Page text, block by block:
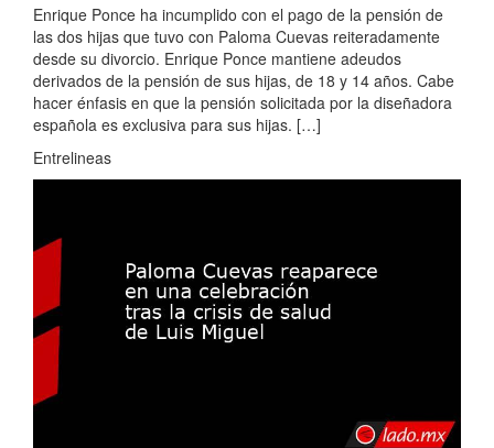
Enrique Ponce ha incumplido con el pago de la pensión de
las dos hijas que tuvo con Paloma Cuevas reiteradamente
desde su divorcio. Enrique Ponce mantiene adeudos
derivados de la pensión de sus hijas, de 18 y 14 años. Cabe
hacer énfasis en que la pensión solicitada por la diseñadora
española es exclusiva para sus hijas. […]
Entrelineas